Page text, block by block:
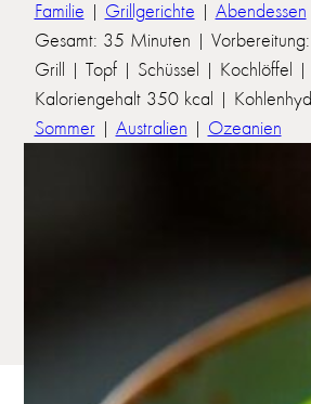
Familie | Grillgerichte | Abendessen
Gesamt: 35 Minuten |
Grill | Topf | Schüssel | Kochlöffel |
Kaloriengehalt 350 kcal |
Sommer| Australien | Ozeanien